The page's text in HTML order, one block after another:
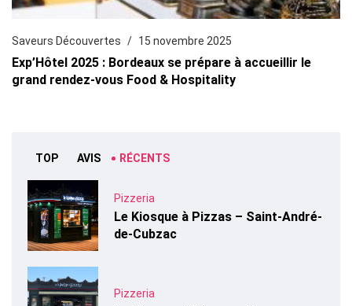
Saveurs Découvertes 15 novembre 2025
Exp’Hôtel 2025 : Bordeaux se prépare à accueillir le
grand rendez-vous Food & Hospitality
TOP AVIS RÉCENTS
Pizzeria
Le Kiosque à Pizzas – Saint-André-
de-Cubzac
Pizzeria